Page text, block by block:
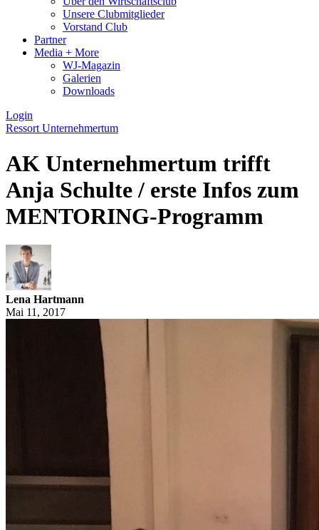
Unsere Clubmitglieder
Vorstand Club
Partner
Media + More
WJ-Magazin
Galerien
Downloads
Login
Ressort Unternehmertum
AK Unternehmertum trifft
Anja Schulte / erste Infos zum
MENTORING-Programm
Lena Hartmann
Mai 11, 2017